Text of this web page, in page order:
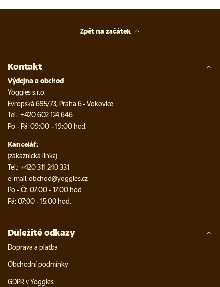
Zpět na začátek
Kontakt
Výdejna a obchod
Yoggies s.r.o.
Evropská 695/73, Praha 6 - Vokovice
Tel.: +420 602 124 646
Po - Pá: 09:00 – 19:00 hod.
Kancelář:
(zákaznická linka)
Tel.: +420 311 240 331
e-mail: obchod@yoggies.cz
Po - Čt: 07:00 - 17:00 hod.
Pá: 07:00 - 15:00 hod.
Důležité odkazy
Doprava a platba
Obchodní podmínky
GDPR v Yoggies